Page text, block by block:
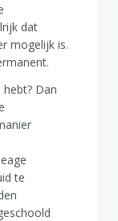
dat
mogelijk is.
Dan
te